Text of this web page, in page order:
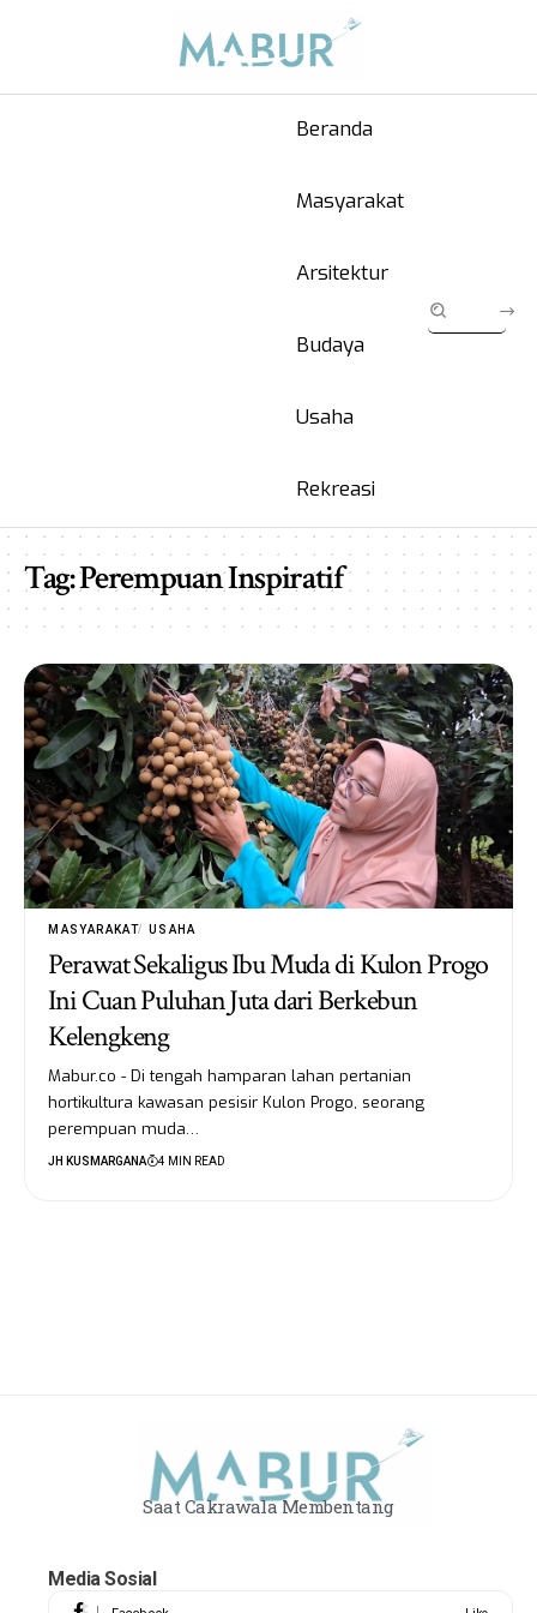
Beranda
Masyarakat
Arsitektur
Budaya
Usaha
Rekreasi
Tag:Perempuan Inspiratif
MASYARAKAT USAHA
Perawat Sekaligus Ibu Muda di Kulon Progo
Ini Cuan Puluhan Juta dari Berkebun
Kelengkeng
Mabur.co - Di tengah hamparan lahan pertanian
hortikultura kawasan pesisir Kulon Progo, seorang
perempuan muda…
JH KUSMARGANA 4 MIN READ
Saat Cakrawala Membentang
Media Sosial